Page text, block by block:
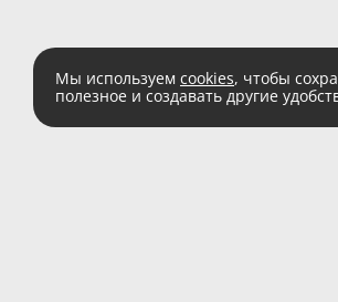
Мы используем cookies, чтобы
полезное и создавать другие